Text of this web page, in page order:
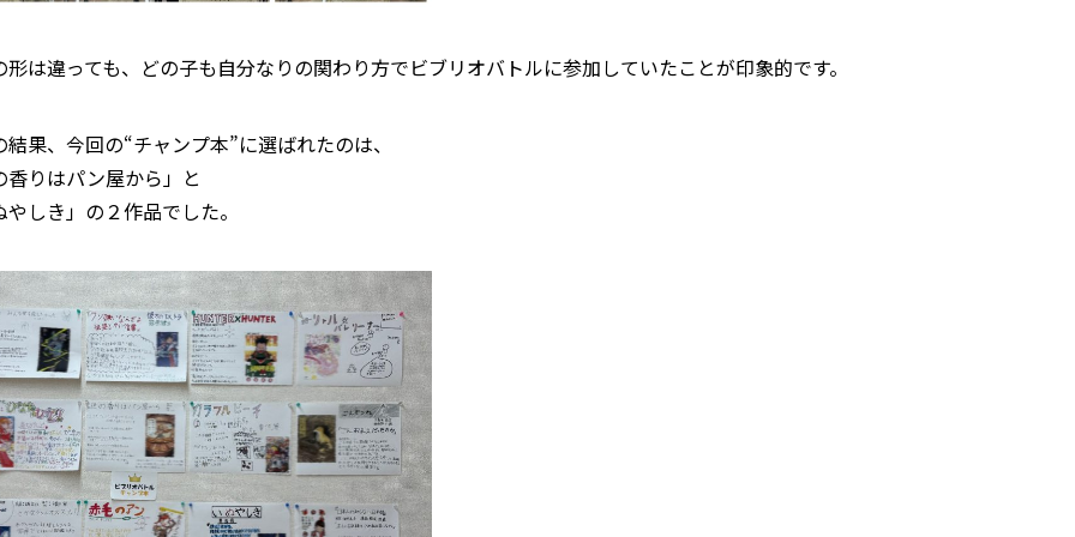
形は違っても、どの子も自分なりの関わり方でビブリオバトルに参加していたことが印象的です。
結果、今回の“チャンプ本”に選ばれたのは、
香りはパン屋から」と
やしき」の２作品でした。